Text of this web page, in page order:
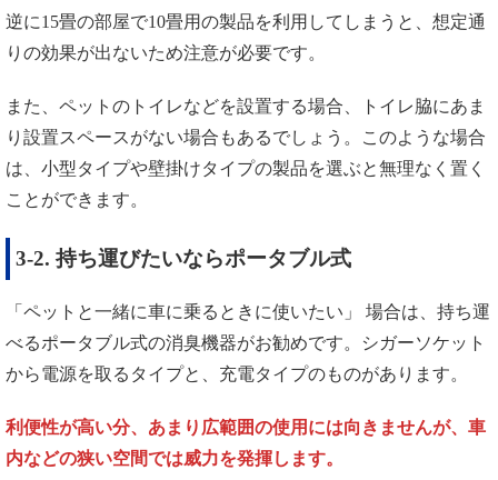
逆に15畳の部屋で10畳用の製品を利用してしまうと、想定通
りの効果が出ないため注意が必要です。
また、ペットのトイレなどを設置する場合、トイレ脇にあま
り設置スペースがない場合もあるでしょう。このような場合
は、小型タイプや壁掛けタイプの製品を選ぶと無理なく置く
ことができます。
3-2. 持ち運びたいならポータブル式
「ペットと一緒に車に乗るときに使いたい」 場合は、持ち運
べるポータブル式の消臭機器がお勧めです。シガーソケット
から電源を取るタイプと、充電タイプのものがあります。
利便性が高い分、あまり広範囲の使用には向きませんが、車
内などの狭い空間では威力を発揮します。